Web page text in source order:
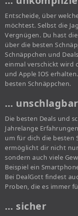
Entscheide, über
möchtest. Selbst die
Vergnügen. Du hast
über die besten
Schnäppchen und
einmal verschickt wird
und Apple IOS
besten Schnäppchen.
… unschlagbar
Die besten Deals und
Jahrelange
um für dich die besten
ermöglicht dir nicht
sondern auch viele
Beispiel ein
Bei DealGott findest
Proben, die es immer
… sicher